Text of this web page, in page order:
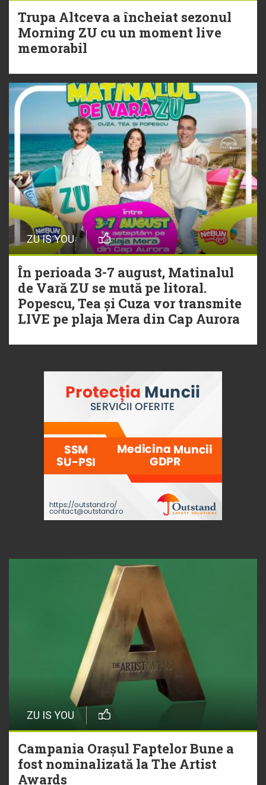
20 Iulie
Torpedoul lui Morar: Theo Rose -
Trupa Altceva a încheiat sezonul
Morning ZU cu un moment live
memorabil
ZU IS YOU
În perioada 3-7 august, Matinalul
de Vară ZU se mută pe litoral.
Popescu, Tea și Cuza vor transmite
LIVE pe plaja Mera din Cap Aurora
ZU IS YOU
Campania Orașul Faptelor Bune a
fost nominalizată la The Artist
Awards